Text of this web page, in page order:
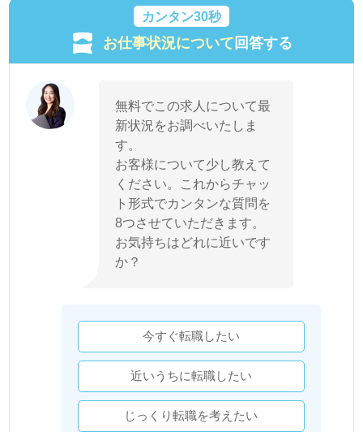
カンタン30秒
お仕事状況について回答する
無料でこの求人について最
新状況をお調べいたしま
す。
お客様について少し教えて
ください。これからチャッ
ト形式でカンタンな質問を
8つさせていただきます。
お気持ちはどれに近いです
か？
今すぐ転職したい
近いうちに転職したい
じっくり転職を考えたい